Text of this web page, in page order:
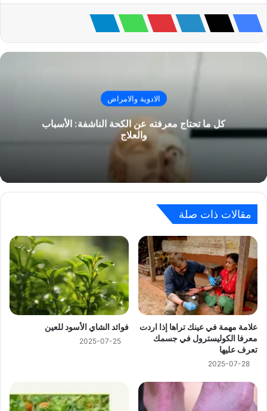
الادوية والامراض
كل ما تحتاج معرفته عن الكحة الناشفة: الأسباب
والعلاج
مقالات ذات صلة
علامة مهمة في عينك تراها إذا اردت
معرفا الكوليسترول في جسمك
تعرف عليها
2025-07-28
فوائد الشاي الأسود للعين
2025-07-25